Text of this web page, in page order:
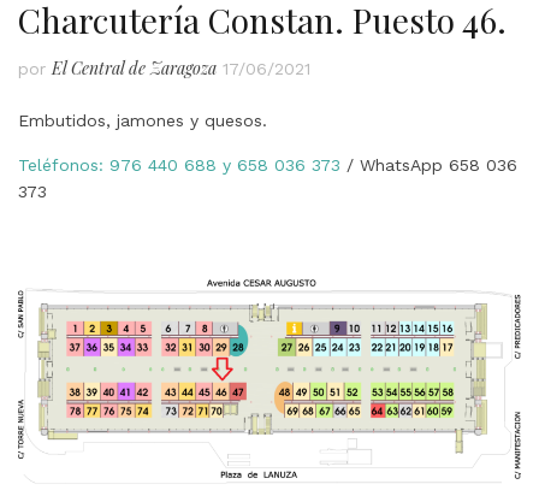
Charcutería Constan. Puesto 46.
por El Central de Zaragoza 17/06/2021
Embutidos, jamones y quesos.
Teléfonos: 976 440 688 y 658 036 373 / WhatsApp 658 036
373